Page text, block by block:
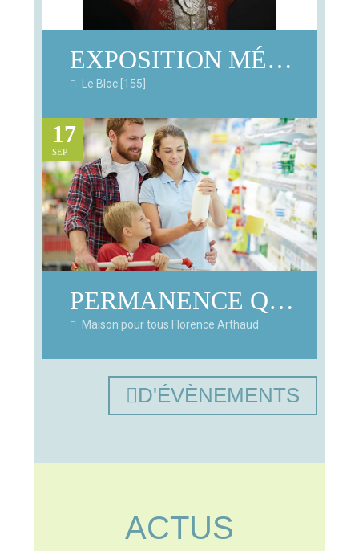
EXPOSITION MÉLANIE BOURLON
Le Bloc [155]
17
SEP
PERMANENCE QUE CHOISIR ENSEMBLE NORD-ISERE
Maison pour tous Florence Arthaud
D'ÉVÈNEMENTS
ACTUS